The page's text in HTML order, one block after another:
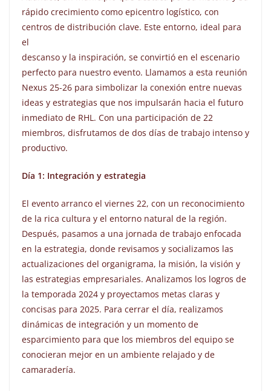
rápido crecimiento como epicentro logístico, con
centros de distribución clave. Este entorno, ideal para
el
descanso y la inspiración, se convirtió en el escenario
perfecto para nuestro evento. Llamamos a esta reunión
Nexus 25-26 para simbolizar la conexión entre nuevas
ideas y estrategias que nos impulsarán hacia el futuro
inmediato de RHL. Con una participación de 22
miembros, disfrutamos de dos días de trabajo intenso y
productivo.
Día 1: Integración y estrategia
El evento arranco el viernes 22, con un reconocimiento
de la rica cultura y el entorno natural de la región.
Después, pasamos a una jornada de trabajo enfocada
en la estrategia, donde revisamos y socializamos las
actualizaciones del organigrama, la misión, la visión y
las estrategias empresariales. Analizamos los logros de
la temporada 2024 y proyectamos metas claras y
concisas para 2025. Para cerrar el día, realizamos
dinámicas de integración y un momento de
esparcimiento para que los miembros del equipo se
conocieran mejor en un ambiente relajado y de
camaradería.